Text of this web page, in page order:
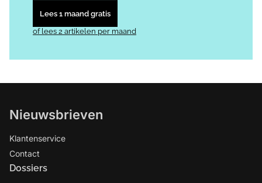
Lees 1 maand gratis
of lees 2 artikelen per maand
Nieuwsbrieven
Klantenservice
Contact
Dossiers